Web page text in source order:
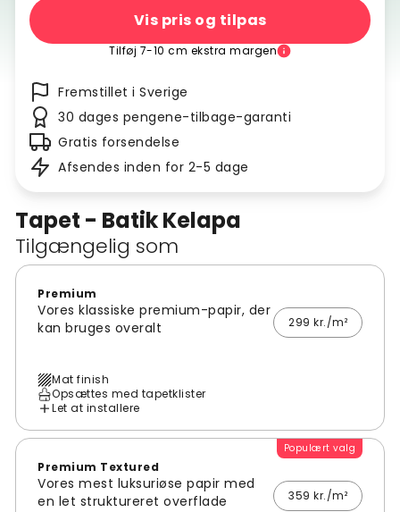
Tapet - Batik Kelapa
Tilgængelig som
Premium
Vores klassiske premium-papir, der
kan bruges overalt
299 kr./m²
Mat finish
Opsættes med tapetklister
Let at installere
Populært valg
Premium Textured
Vores mest luksuriøse papir med
en let struktureret overflade
359 kr./m²
Vis pris og tilpas
Tilføj 7-10 cm ekstra margen
Fremstillet i Sverige
30 dages pengene-tilbage-garanti
Gratis forsendelse
Afsendes inden for 2-5 dage